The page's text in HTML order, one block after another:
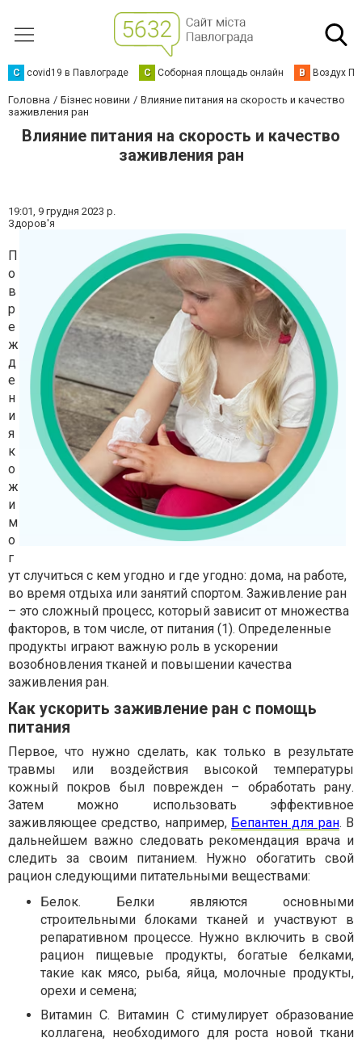
C covid19 в Павлограде С Соборная площадь онлайн В Воздух
Головна Бізнес новини
Влияние питания на скорость и качество
заживления ран
Влияние питания на скорость и качество
заживления ран
19:01, 9 грудня 2023 р.
Здоров'я
П
о
в
р
е
ж
д
е
н
и
я
к
о
ж
и
м
о
г
ут случиться с кем угодно и где угодно: дома, на работе,
во время отдыха или занятий спортом. Заживление ран
– это сложный процесс, который зависит от множества
факторов, в том числе, от питания (1). Определенные
продукты играют важную роль в ускорении
возобновления тканей и повышении качества
заживления ран.
Как ускорить заживление ран с помощь
питания
Первое, что нужно сделать, как только в результате
травмы или воздействия высокой температуры
кожный покров был поврежден – обработать рану.
Затем можно использовать эффективное
заживляющее средство, например, Бепантен для ран. В
дальнейшем важно следовать рекомендация врача и
следить за своим питанием. Нужно обогатить свой
рацион следующими питательными веществами:
Белок. Белки являются основными
строительными блоками тканей и участвуют в
репаративном процессе. Нужно включить в свой
рацион пищевые продукты, богатые белками,
такие как мясо, рыба, яйца, молочные продукты,
орехи и семена;
Витамин С. Витамин C стимулирует образование
коллагена, необходимого для роста новой ткани